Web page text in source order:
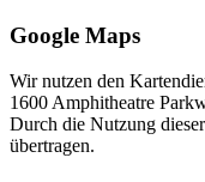
Google Maps
Wir nutzen den
1600 Amphitheatre
Durch die Nutzung
übertragen.